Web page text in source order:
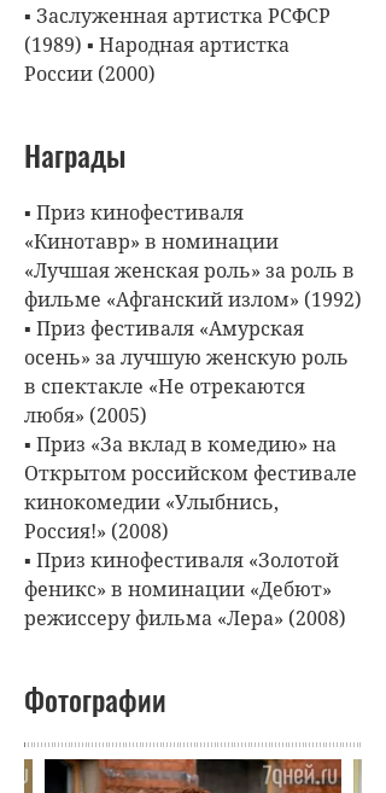
▪ Заслуженная артистка РСФСР
(1989) ▪ Народная артистка
России (2000)
Награды
▪ Приз кинофестиваля
«Кинотавр» в номинации
«Лучшая женская роль» за роль в
фильме «Афганский излом» (1992)
▪ Приз фестиваля «Амурская
осень» за лучшую женскую роль
в спектакле «Не отрекаются
любя» (2005)
▪ Приз «За вклад в комедию» на
Открытом российском фестивале
кинокомедии «Улыбнись,
Россия!» (2008)
▪ Приз кинофестиваля «Золотой
феникс» в номинации «Дебют»
режиссеру фильма «Лера» (2008)
Фотографии